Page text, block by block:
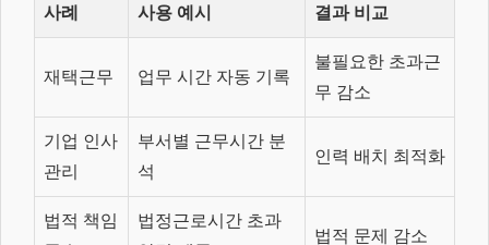
사례 사용 예시 결과 비교
재택근무 업무 시간 자동 기록
불필요한 초과근
무 감소
기업 인사
관리
부서별 근무시간 분
석
인력 배치 최적화
법적 책임
법정근로시간 초과
법적 문제 감소